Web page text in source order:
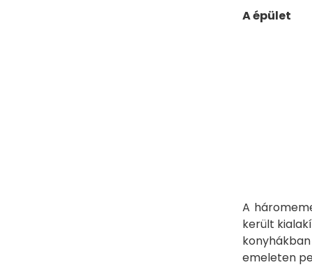
A épület
A
került
emeleten